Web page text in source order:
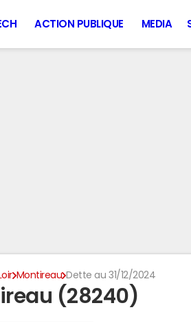
ACTION PUBLIQUE MEDIA
Montireau Dette au 31/12/2024
(28240)